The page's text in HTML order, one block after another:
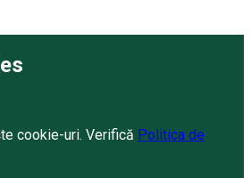
cookie-uri. Verifică Politica de